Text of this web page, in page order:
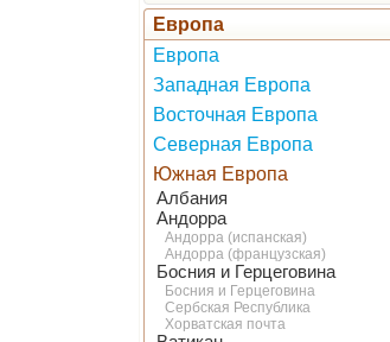
Европа
Европа
Западная Европа
Восточная Европа
Северная Европа
Южная Европа
Албания
Андорра
Андорра (испанская)
Андорра (французская)
Босния и Герцеговина
Босния и Герцеговина
Сербская Республика
Хорватская почта